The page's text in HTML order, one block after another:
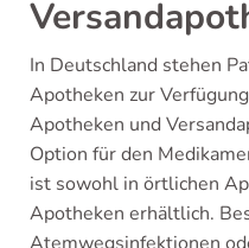
In Deutschland stehen
Apotheken zur
Apotheken und
Option für den
ist sowohl in örtlichen
Apotheken erhältlich.
Atemwegsinfektionen